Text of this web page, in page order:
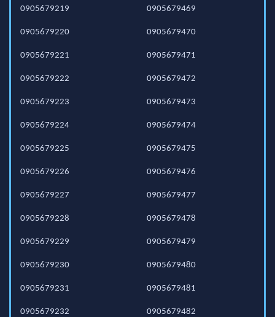
0905679219
0905679220
0905679221
0905679222
0905679223
0905679224
0905679225
0905679226
0905679227
0905679228
0905679229
0905679230
0905679231
0905679232
0905679469
0905679470
0905679471
0905679472
0905679473
0905679474
0905679475
0905679476
0905679477
0905679478
0905679479
0905679480
0905679481
0905679482